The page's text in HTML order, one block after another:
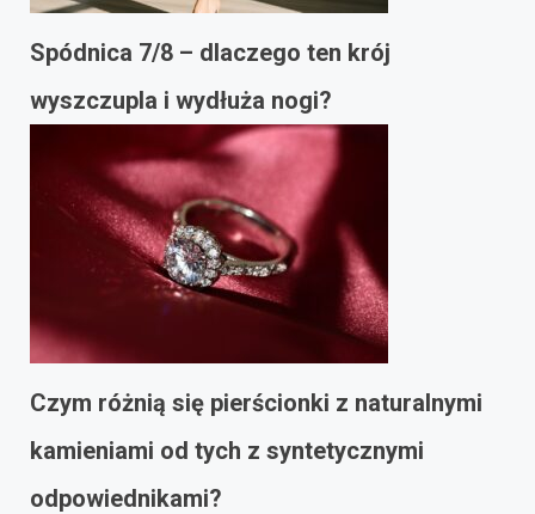
Spódnica 7/8 – dlaczego ten krój
wyszczupla i wydłuża nogi?
Czym różnią się pierścionki z naturalnymi
kamieniami od tych z syntetycznymi
odpowiednikami?